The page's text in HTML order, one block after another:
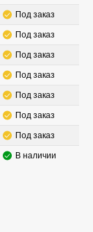
Под заказ
Под заказ
Под заказ
Под заказ
Под заказ
Под заказ
Под заказ
В наличии